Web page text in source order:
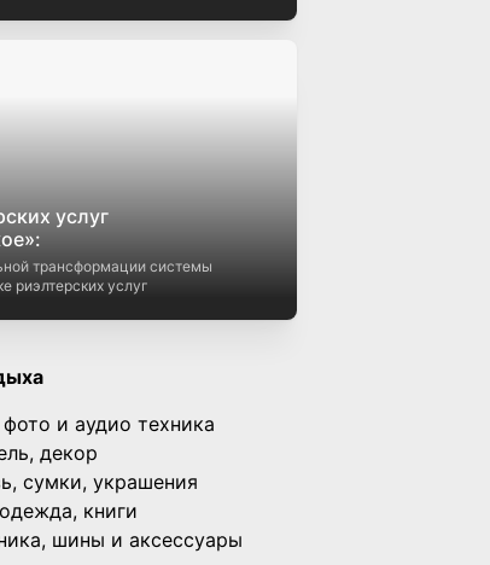
услуг
трансформации системы
риэлтерских услуг
и аудио техника
декор
сумки, украшения
книги
шины и аксессуары